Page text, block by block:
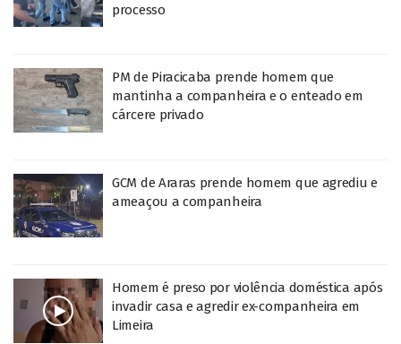
processo
PM de Piracicaba prende homem que
mantinha a companheira e o enteado em
cárcere privado
GCM de Araras prende homem que agrediu e
ameaçou a companheira
Homem é preso por violência doméstica após
invadir casa e agredir ex-companheira em
Limeira